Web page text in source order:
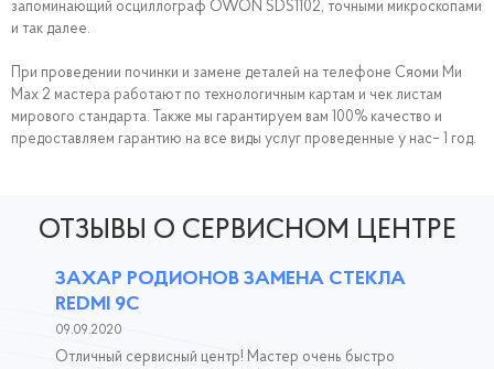
запоминающий осциллограф OWON SDS1102, точными микроскопами
и так далее.
При проведении починки и замене деталей на телефоне Сяоми Mи
Max 2 мастера работают по технологичным картам и чек листам
мирового стандарта. Также мы гарантируем вам 100% качество и
предоставляем гарантию на все виды услуг проведенные у нас– 1 год.
ОТЗЫВЫ О СЕРВИСНОМ ЦЕНТРЕ
ЗАХАР РОДИОНОВ ЗАМЕНА СТЕКЛА
REDMI 9C
09.09.2020
Отличный сервисный центр! Мастер очень быстро